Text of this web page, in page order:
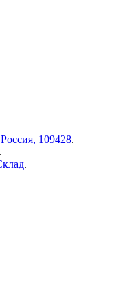
109428.
.
.